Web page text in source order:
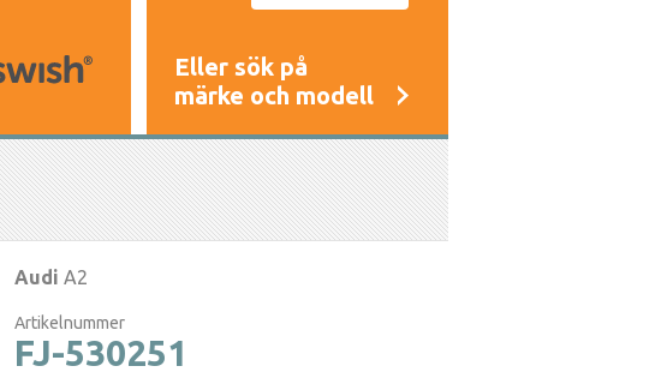
Eller sök på
märke och modell
Audi A2
Artikelnummer
FJ-530251